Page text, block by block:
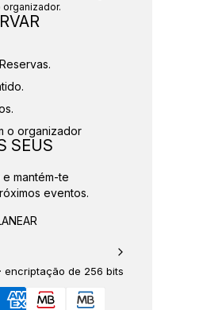
o organizador
SEUS
mantém-te
eventos.
encriptação de 256 bits